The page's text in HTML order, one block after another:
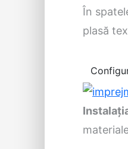
În
plasă